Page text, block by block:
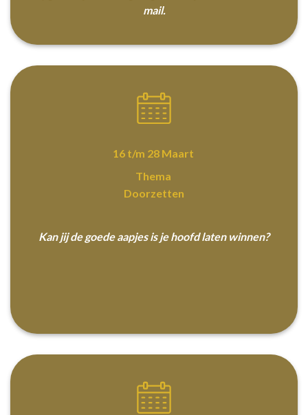
mail.
16 t/m 28 Maart
Thema
Doorzetten
Kan jij de goede aapjes is je hoofd laten winnen?